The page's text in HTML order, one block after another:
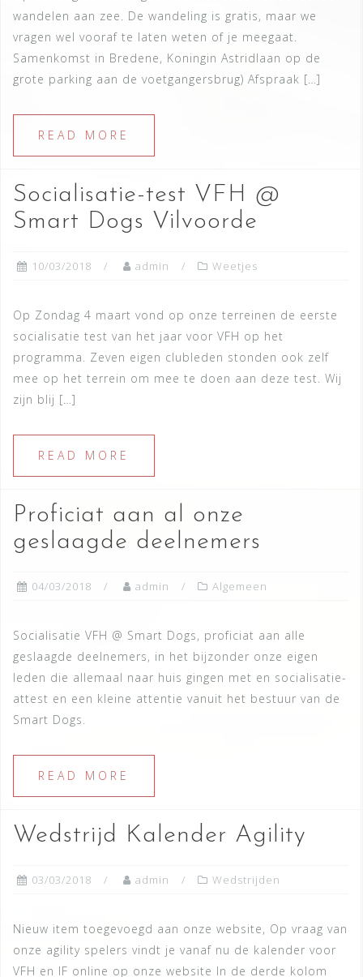
wandelen aan zee. De wandeling is gratis, maar we
vragen wel vooraf te laten weten of je meegaat.
Samenkomst in Bredene, Koningin Astridlaan op de
grote parking aan de voetgangersbrug) Afspraak […]
READ MORE
Socialisatie-test VFH @
Smart Dogs Vilvoorde
10/03/2018 admin Weetjes
Op Zondag 4 maart vond op onze terreinen de eerste
socialisatie test van het jaar voor VFH op het
programma. Zeven eigen clubleden stonden ook zelf
mee op het terrein om mee te doen aan deze test. Wij
zijn blij […]
READ MORE
Proficiat aan al onze
geslaagde deelnemers
04/03/2018 admin Algemeen
Socialisatie VFH @ Smart Dogs, proficiat aan alle
geslaagde deelnemers, in het bijzonder onze eigen
leden die allemaal naar huis gingen met en socialisatie-
attest en een kleine attentie vanuit het bestuur van de
Smart Dogs.
READ MORE
Wedstrijd Kalender Agility
03/03/2018 admin Wedstrijden
Nieuw item toegevoegd aan onze website, Op vraag van
onze agility spelers vindt je vanaf nu de kalender voor
VFH en IF online op onze website In de derde kolom